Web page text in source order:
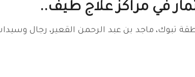
في مراكز علاج طيف..
تبوك، ماجد بن عبد الرحمن القعير، رجال